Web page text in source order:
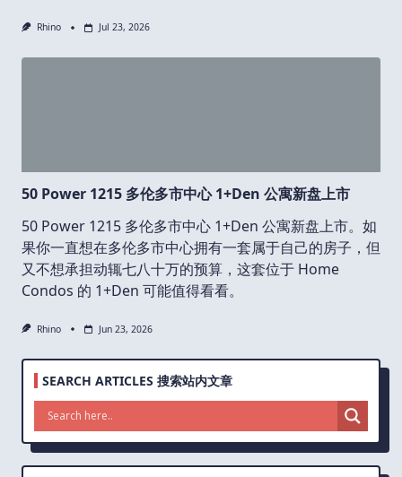
Rhino Jul 23, 2026
50 Power 1215 多伦多市中心 1+Den 公寓新盘上市
50 Power 1215 多伦多市中心 1+Den 公寓新盘上市。如
果你一直想在多伦多市中心拥有一套属于自己的房子，但
又不想承担动辄七八十万的预算，这套位于 Home
Condos 的 1+Den 可能值得看看。
Rhino Jun 23, 2026
SEARCH ARTICLES 搜索站内文章